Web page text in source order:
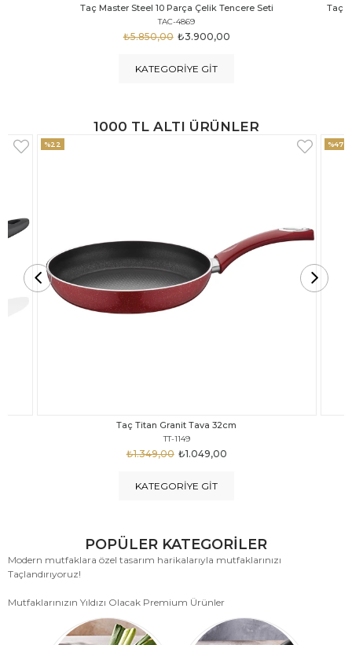
Taç Carabella Döküm Cam Kapak 7 Parça Tencere Seti Siyah
TAC-3817
₺3.250,00
₺4.350,00
KATEGORIYE GIT
1000 TL ALTI ÜRÜNLER
Taç Titan Granit Tava 30cm
TT-1148
₺999,00
₺1.875,00
%47 %18
KATEGORIYE GIT
POPÜLER KATEGORİLER
Modern mutfaklara özel tasarım harikalarıyla mutfaklarınızı
Taçlandırıyoruz!
Mutfaklarınızın Yıldızı Olacak Premium Ürünler